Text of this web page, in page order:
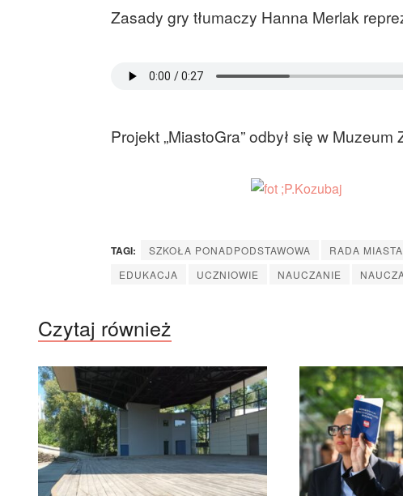
Zasady gry tłumaczy Hanna Merlak
Projekt „MiastoGra” odbył się w Muzeum
TAGI: SZKOŁA PONADPODSTAWOWA RADA MIASTA
EDUKACJA
UCZNIOWIE NAUCZANIE
Czytaj również